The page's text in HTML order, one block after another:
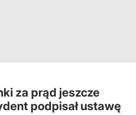
za prąd jeszcze
podpisał ustawę